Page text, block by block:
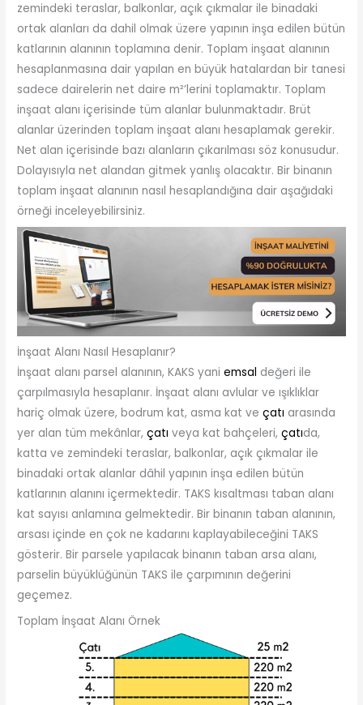
zemindeki teraslar, balkonlar, açık çıkmalar ile binadaki
ortak alanları da dahil olmak üzere yapının inşa edilen bütün
katlarının alanının toplamına denir. Toplam inşaat alanının
hesaplanmasına dair yapılan en büyük hatalardan bir tanesi
sadece dairelerin net daire m²’lerini toplamaktır. Toplam
inşaat alanı içerisinde tüm alanlar bulunmaktadır. Brüt
alanlar üzerinden toplam inşaat alanı hesaplamak gerekir.
Net alan içerisinde bazı alanların çıkarılması söz konusudur.
Dolayısıyla net alandan gitmek yanlış olacaktır. Bir binanın
toplam inşaat alanının nasıl hesaplandığına dair aşağıdaki
örneği inceleyebilirsiniz.
İnşaat Alanı Nasıl Hesaplanır?
İnşaat alanı parsel alanının, KAKS yaniemsal değeri ile
çarpılmasıyla hesaplanır. İnşaat alanı avlular ve ışıklıklar
hariç olmak üzere, bodrum kat, asma kat veçatı arasında
yer alan tüm mekânlar,çatı veya kat bahçeleri,çatıda,
katta ve zemindeki teraslar, balkonlar, açık çıkmalar ile
binadaki ortak alanlar dâhil yapının inşa edilen bütün
katlarının alanını içermektedir. TAKS kısaltması taban alanı
kat sayısı anlamına gelmektedir. Bir binanın taban alanının,
arsası içinde en çok ne kadarını kaplayabileceğini TAKS
gösterir. Bir parsele yapılacak binanın taban arsa alanı,
parselin büyüklüğünün TAKS ile çarpımının değerini
geçemez.
Toplam İnşaat Alanı Örnek